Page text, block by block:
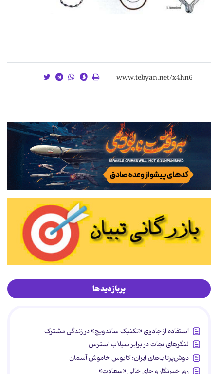
پربازدیدها
استفاده از جادوی «تکنیک ساندویچ» در زندگی مشترک
لنگرهای نجات در برابر سیلاب استرس
دوش‌پرتاب‌های ایران؛ کابوس خاموش آسمان
روز خبرنگار و جای خالی «سعادت»